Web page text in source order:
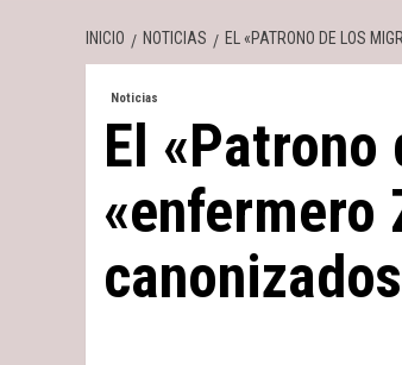
INICIO NOTICIAS EL «PATRONO DE LOS
Noticias
El
canonizados